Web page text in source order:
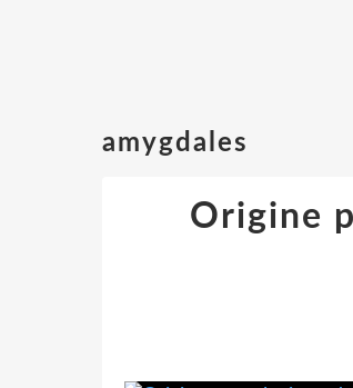
amygdales
Origine